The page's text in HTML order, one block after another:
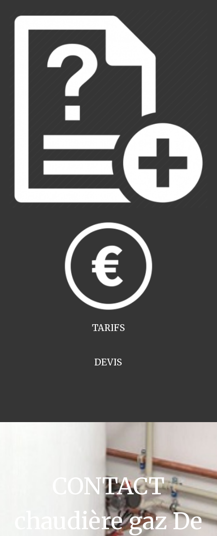
TARIFS
DEVIS
CONTACT
chaudière gaz De